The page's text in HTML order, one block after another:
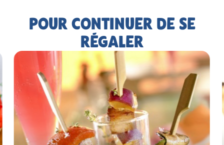
POUR CONTINUER DE SE
RÉGALER